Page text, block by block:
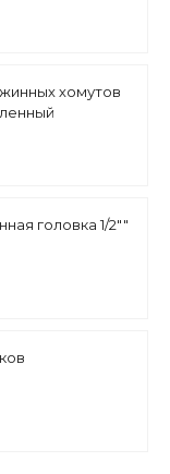
хомутов
головка 1/2""